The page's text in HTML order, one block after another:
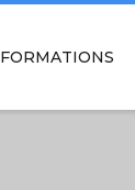
FORMATIONS